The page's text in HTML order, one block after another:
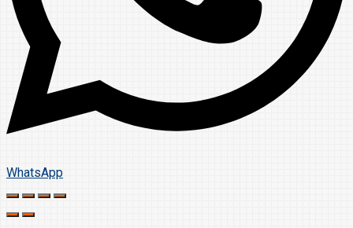
WhatsApp